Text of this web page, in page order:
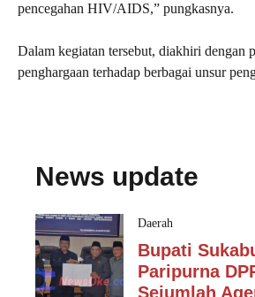
pencegahan HIV/AIDS,” pungkasnya.
Dalam kegiatan tersebut, diakhiri dengan
penghargaan terhadap berbagai unsur
News update
Daerah
Bupati
Paripurna
Sejumlah